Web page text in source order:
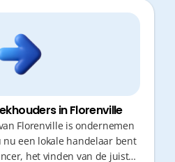
in Florenville
Florenville is ondernemen
nu een lokale handelaar bent
het vinden van de juiste